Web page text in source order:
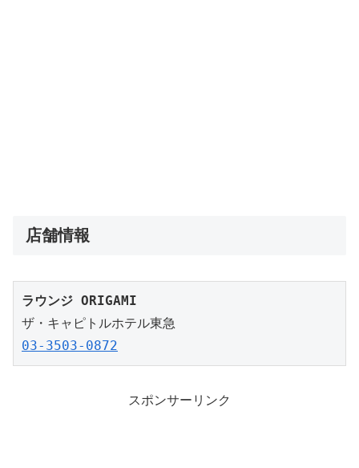
店舗情報
ラウンジ ORIGAMI
03-3503-0872
スポンサーリンク